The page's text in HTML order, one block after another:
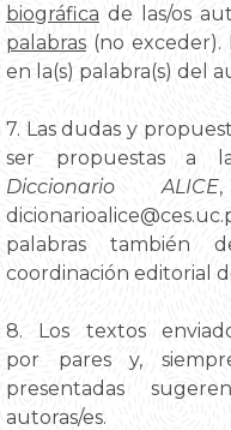
biográfica de las/os
palabras (no exceder).
en la(s) palabra(s) del
7. Las dudas y
ser propuestas a
Diccionario ALICE
palabras también
coordinación editorial
8. Los textos
por pares y,
presentadas
autoras/es.